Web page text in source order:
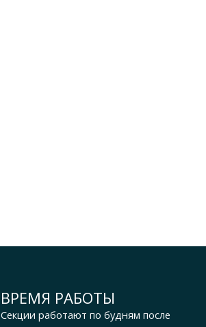
ВРЕМЯ РАБОТЫ
Секции работают по будням после